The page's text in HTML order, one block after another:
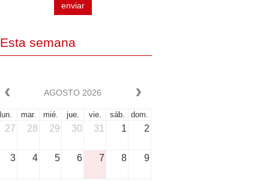
enviar
Esta semana
AGOSTO 2026
lun. mar. mié. jue. vie. sáb. dom.
27 28 29 30 31 1 2
3 4 5 6 7 8 9